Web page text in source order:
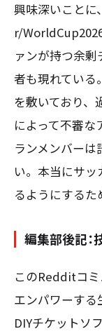
興味深いことに
r/
ァンが持つ余
者も現れている
を敷いており、
によって不審な
ランメンバー
い。本当にサ
るようにするた
編集部後記：
このRedditコ
エンパワーす
DIYチケットソ